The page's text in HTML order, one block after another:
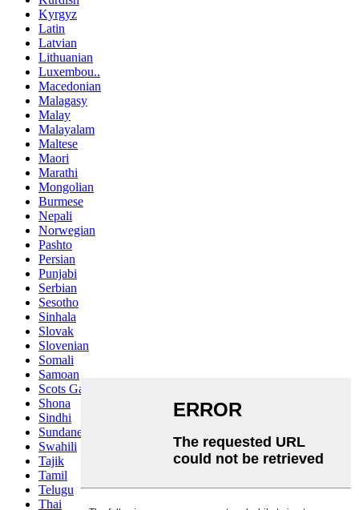
Kyrgyz
Latin
Latvian
Lithuanian
Luxembou..
Macedonian
Malagasy
Malay
Malayalam
Maltese
Maori
Marathi
Mongolian
Burmese
Nepali
Norwegian
Pashto
Persian
Punjabi
Serbian
Sesotho
Sinhala
Slovak
Slovenian
Somali
Samoan
Scots Gaelic
Shona
Sindhi
Sundanese
Swahili
Tajik
Tamil
Telugu
Thai